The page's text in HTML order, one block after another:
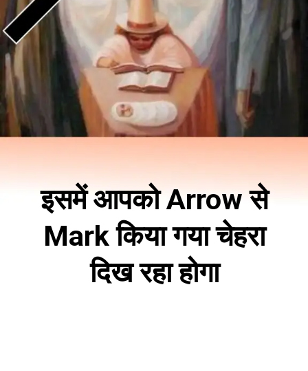
इसमें आपको Arrow से
Mark किया गया चेहरा
दिख रहा होगा